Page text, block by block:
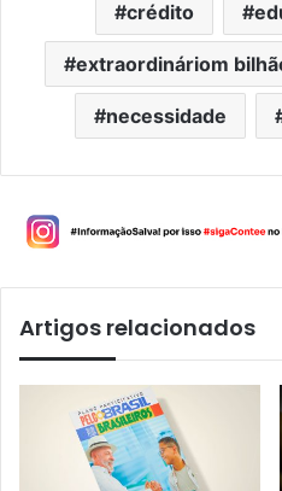
crédito
extraordináriom
necessidade
Artigos relacionados